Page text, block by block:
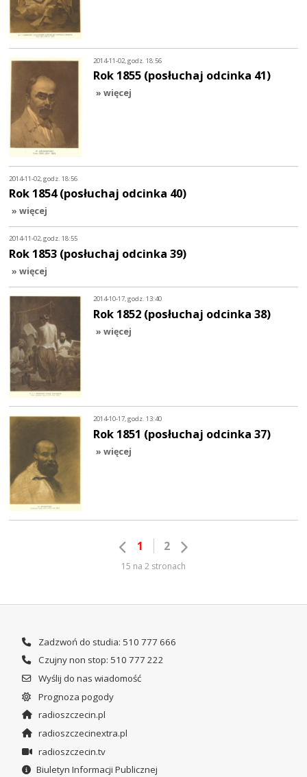
2014-11-02, godz. 18:56
Rok 1855 (posłuchaj odcinka 41)
» więcej
2014-11-02, godz. 18:56
Rok 1854 (posłuchaj odcinka 40)
» więcej
2014-11-02, godz. 18:55
Rok 1853 (posłuchaj odcinka 39)
» więcej
2014-10-17, godz. 13:40
Rok 1852 (posłuchaj odcinka 38)
» więcej
2014-10-17, godz. 13:40
Rok 1851 (posłuchaj odcinka 37)
» więcej
1 2
15 na 2 stronach
Zadzwoń do studia: 510 777 666
Czujny non stop: 510 777 222
Wyślij do nas wiadomość
Prognoza pogody
radioszczecin.pl
radioszczecinextra.pl
radioszczecin.tv
Biuletyn Informacji Publicznej